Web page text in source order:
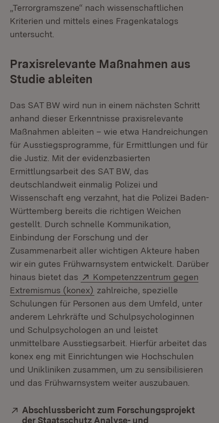
„Terrorgramszene“ nach wissenschaftlichen
Kriterien und mittels eines Fragenkatalogs
untersucht.
Praxisrelevante Maßnahmen aus
Studie ableiten
Das SAT BW wird nun in einem nächsten Schritt
anhand dieser Erkenntnisse praxisrelevante
Maßnahmen ableiten – wie etwa Handreichungen
für Ausstiegsprogramme, für Ermittlungen und für
die Justiz. Mit der evidenzbasierten
Ermittlungsarbeit des SAT BW, das
deutschlandweit einmalig Polizei und
Wissenschaft eng verzahnt, hat die Polizei Baden-
Württemberg bereits die richtigen Weichen
gestellt. Durch schnelle Kommunikation,
Einbindung der Forschung und der
Zusammenarbeit aller wichtigen Akteure haben
wir ein gutes Frühwarnsystem entwickelt. Darüber
hinaus bietet das
Extern:
Kompetenzzentrum gegen
Extremismus (konex) (Öffnet in neuem Fenster)
zahlreiche, spezielle
Schulungen für Personen aus dem Umfeld, unter
anderem Lehrkräfte und Schulpsychologinnen
und Schulpsychologen an und leistet
unmittelbare Ausstiegsarbeit. Hierfür arbeitet das
konex eng mit Einrichtungen wie Hochschulen
und Unikliniken zusammen, um zu sensibilisieren
und das Frühwarnsystem weiter auszubauen.
Extern:
Abschlussbericht zum Forschungsprojekt
der Staatsschutz Analyse- und